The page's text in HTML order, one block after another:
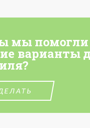
мы помогли
варианты